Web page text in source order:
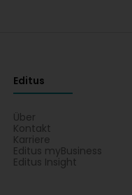
Editus
Über
Kontakt
Karriere
Editus myBusiness
Editus Insight